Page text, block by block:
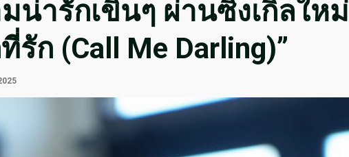
น่ารักเขินๆ ผ่านซิงเกิลใหม่
รัก (Call Me Darling)”